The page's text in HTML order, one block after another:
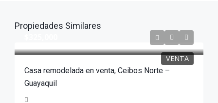
Propiedades Similares
VENTA
Casa remodelada en venta, Ceibos Norte –
Guayaquil